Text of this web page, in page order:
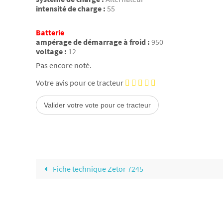
intensité de charge : 55
Batterie
ampérage de démarrage à froid : 950
voltage : 12
Pas encore noté.
Votre avis pour ce tracteur
Fiche technique Zetor 7245